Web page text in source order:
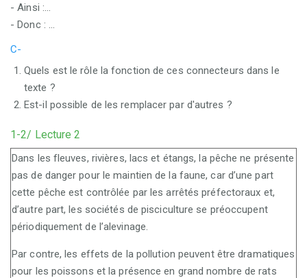
- Ainsi :...
- Donc : ...
C-
Quels est le rôle la fonction de ces connecteurs dans le
texte ?
Est-il possible de les remplacer par d'autres ?
1-2/ Lecture 2
Dans les fleuves, rivières, lacs et étangs, la pêche ne présente
pas de danger pour le maintien de la faune, car d’une part
cette pêche est contrôlée par les arrêtés préfectoraux et,
d’autre part, les sociétés de pisciculture se préoccupent
périodiquement de l’alevinage.
Par contre, les effets de la pollution peuvent être dramatiques
pour les poissons et la présence en grand nombre de rats